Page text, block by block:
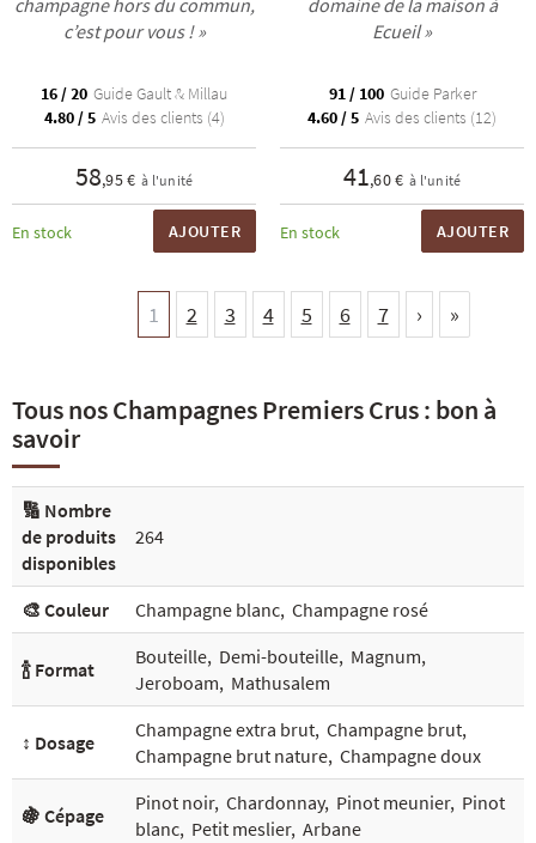
champagne hors du commun,
c’est pour vous ! »
16 / 20 Guide Gault & Millau
4.80 / 5 Avis des clients (4)
58,95 € à l'unité
En stock AJOUTER
domaine de la maison à
Ecueil »
91 / 100 Guide Parker
4.60 / 5 Avis des clients (12)
41,60 € à l'unité
En stock AJOUTER
1 2 3 4 5 6 7 › »
Tous nos Champagnes Premiers Crus : bon à
savoir
🔢 Nombre
de produits
disponibles
264
🎨 Couleur Champagne blanc, Champagne rosé
🍾 Format
Bouteille, Demi-bouteille, Magnum,
Jeroboam, Mathusalem
↕️ Dosage
Champagne extra brut, Champagne brut,
Champagne brut nature, Champagne doux
🍇 Cépage
Pinot noir, Chardonnay, Pinot meunier, Pinot
blanc, Petit meslier, Arbane